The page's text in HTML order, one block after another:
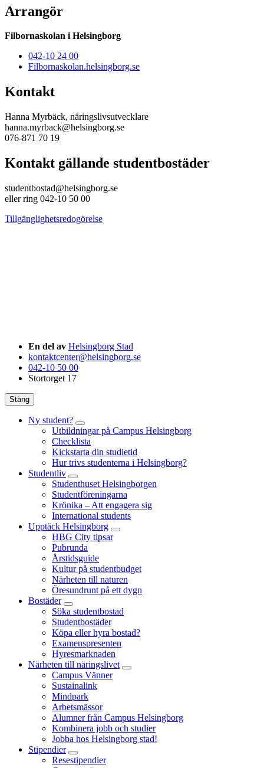
Arrangör
Filbornaskolan i Helsingborg
042-10 24 00
Filbornaskolan.helsingborg.se
Kontakt
Hanna Myrbäck, näringslivsutvecklare
hanna.myrback@helsingborg.se
076-871 70 19
Kontakt gällande studentbostäder
studentbostad@helsingborg.se
eller ring 042-10 50 00
Tillgänglighetsredogörelse
En del av Helsingborg Stad
kontaktcenter@helsingborg.se
042-10 50 00
Stortorget 17
Stäng
Ny student?
Utbildningar på Campus Helsingborg
Checklista
Kickstarta din studietid
Hur trivs studenterna i Helsingborg?
Studentliv
Studenthuset Helsingborgen
Studentföreningarna
Krönika – Att engagera sig
International students
Upptäck Helsingborg
HBG City tipsar
Pubrunda
Årstidsguide
Kultur på studentbudget
Närheten till naturen
Öresundrunt på ett dygn
Bostäder
Söka studentbostad
Studentbostäder
Köpa eller hyra bostad?
Examenspresenten
Hyresmarknaden
Närheten till näringslivet
Campus Vänner
Sustainalink
Mindpark
Arbetsmässor
Alumner från Campus Helsingborg
Kombinera jobb och studier
Jobba hos Helsingborg stad!
Stipendier
Resestipendier